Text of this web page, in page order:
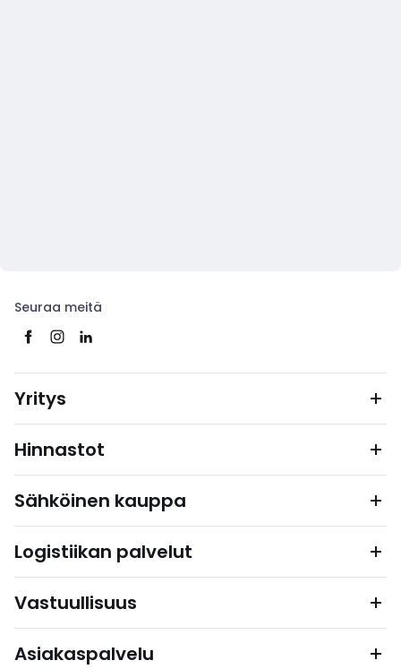
Seuraa meitä
Yritys
Hinnastot
Sähköinen kauppa
Logistiikan palvelut
Vastuullisuus
Asiakaspalvelu